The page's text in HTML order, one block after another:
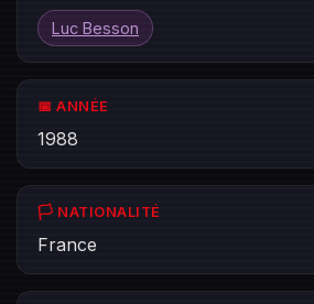
Luc Besson
📅 ANNÉE
1988
🏳️ NATIONALITÉ
France